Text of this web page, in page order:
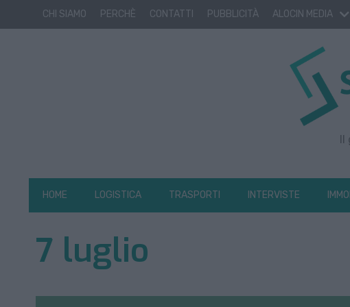
CHI SIAMO PERCHÈ CONTATTI PUBBLICITÀ ALOCIN MEDIA
Il
HOME LOGISTICA TRASPORTI INTERVISTE
7 luglio